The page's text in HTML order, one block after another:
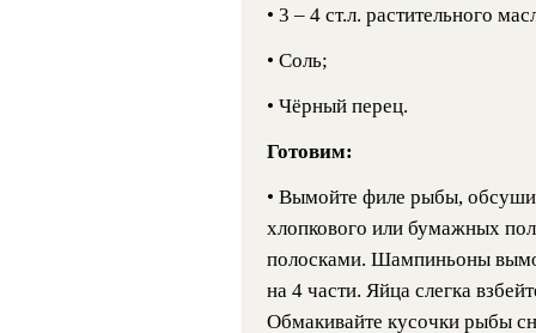
• 3 – 4 ст.л. растительного
• Соль;
• Чёрный перец.
Готовим:
• Вымойте филе рыбы,
хлопкового или бумажных
полосками. Шампиньоны
на 4 части. Яйца слегка
Обмакивайте кусочки рыбы